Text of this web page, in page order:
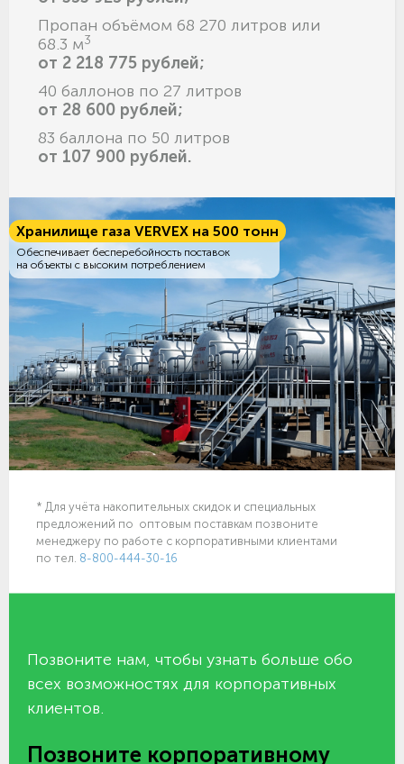
Пропан объёмом 68 270 литров или
68.3 м3
от 2 218 775 рублей;
40 баллонов по 27 литров
от 28 600 рублей;
83 баллона по 50 литров
от 107 900 рублей.
Хранилище газа VERVEX на 500 тонн
Обеспечивает бесперебойность поставок
на объекты с высоким потреблением
* Для учёта накопительных скидок и специальных
предложений по оптовым поставкам позвоните
менеджеру по работе с корпоративными клиентами
по тел. 8-800-444-30-16
Позвоните нам, чтобы узнать больше обо
всех возможностях для корпоративных
клиентов.
Позвоните корпоративному